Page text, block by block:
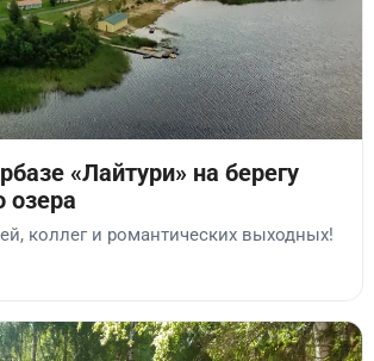
«Лайтури» на берегу
озера
коллег и романтических выходных!